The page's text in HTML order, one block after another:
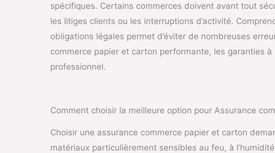
spécifiques. Certains commerces doivent avant tout
les litiges clients ou les interruptions d’activité.
obligations légales permet d’éviter de nombreuses
commerce papier et carton performante, les garanties
professionnel.
Comment choisir la meilleure option pour Assurance
Choisir une assurance commerce papier et carton
matériaux particulièrement sensibles au feu, à